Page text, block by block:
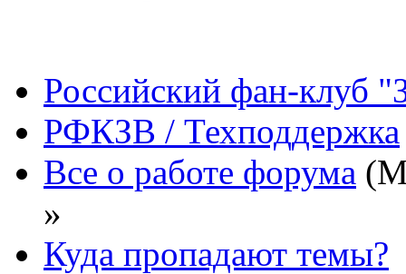
Российский фан-клуб
РФКЗВ / Техподдержка
Все о работе форума
»
Куда пропадают темы?